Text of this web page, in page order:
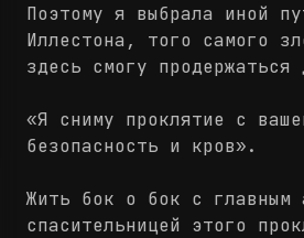
Поэтому я выбрала иной
Иллестона, того самого
здесь смогу продержаться
«Я сниму проклятие с
безопасность и кров».
Жить бок о бок с главным
спасительницей этого